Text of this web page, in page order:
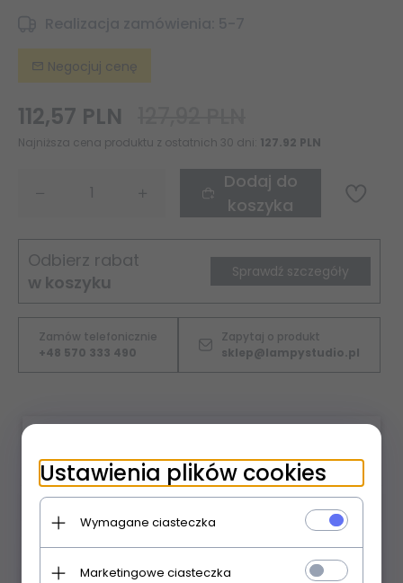
Negocjuj cenę
112,57 PLN
Najniższa cena produktu z ostatnich 30 dni: 127.92 PLN
Dodaj do
koszyka
Odbierz rabat
w koszyku
Sprawdź szczegóły
Zamów telefonicznie
+48 570 333 490
Zapytaj o produkt
sklep@lampystudio.pl
Dane techniczne
Dostępność produktu:
Produkt dostępny!
Model:
Ustawienia plików cookies
Wymagane ciasteczka
Marketingowe ciasteczka